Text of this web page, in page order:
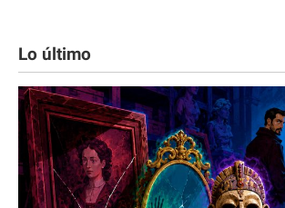
Lo último